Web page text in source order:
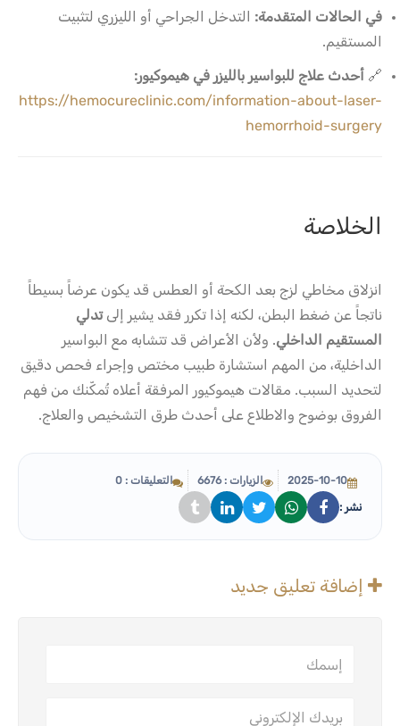
في الحالات المتقدمة: التدخل الجراحي أو الليزري لتثبيت
المستقيم.
🔗 أحدث علاج للبواسير بالليزر في هيموكيور:
https://hemocureclinic.com/information-about-laser-
hemorrhoid-surgery
الخلاصة
انزلاق مخاطي لزج بعد الكحة أو العطس قد يكون عرضاً بسيطاً
ناتجاً عن ضغط البطن، لكنه إذا تكرر فقد يشير إلىتدلي
المستقيم الداخلي. ولأن الأعراض قد تتشابه مع البواسير
الداخلية، من المهم استشارة طبيب مختص وإجراء فحص دقيق
لتحديد السبب. مقالات هيموكيور المرفقة أعلاه تُمكّنك من فهم
الفروق بوضوح والاطلاع على أحدث طرق التشخيص والعلاج.
2025-10-10 الزيارات : 6676 التعليقات : 0
نشر :
إضافة تعليق جديد